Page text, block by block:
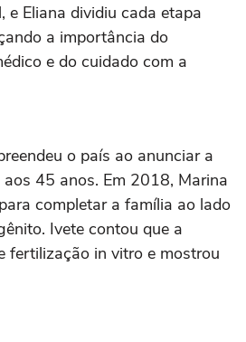
e Eliana dividiu cada etapa
a importância do
e do cuidado com a
o país ao anunciar a
45 anos. Em 2018, Marina
completar a família ao lado
Ivete contou que a
fertilização in vitro e mostrou